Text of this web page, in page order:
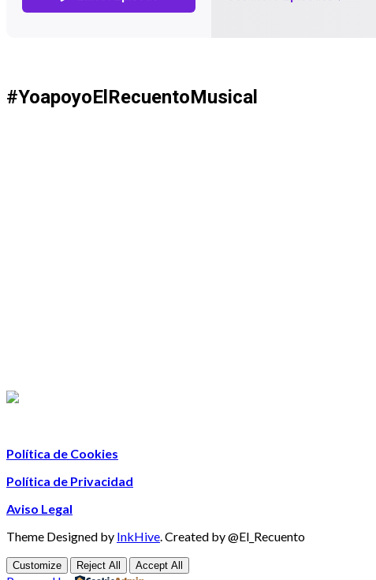
#YoapoyoElRecuentoMusical
Política de Cookies
Política de Privacidad
Aviso Legal
Theme Designed by InkHive Created by @El_Recuento
Customize Reject All Accept All